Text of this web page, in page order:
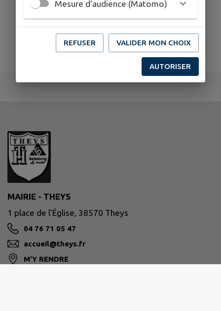
MAIRIE - THEYS
1 place de l'Église, 38570 Theys
04 76 71 05 47
accueil@theys.fr
M'Y RENDRE
Mesure d'audience (Matomo)
REFUSER VALIDER MON CHOIX
AUTORISER